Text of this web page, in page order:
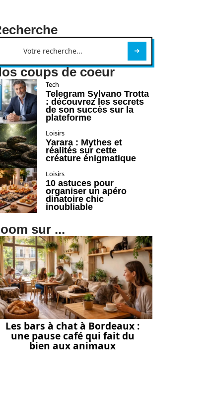
coups de coeur
Tech
Telegram Sylvano Trotta
: découvrez les secrets
de son succès sur la
plateforme
Loisirs
Yarara : Mythes et
réalités sur cette
créature énigmatique
Loisirs
10 astuces pour
organiser un apéro
dinatoire chic
inoubliable
sur ...
Les bars à chat à Bordeaux :
une pause café qui fait du
bien aux animaux